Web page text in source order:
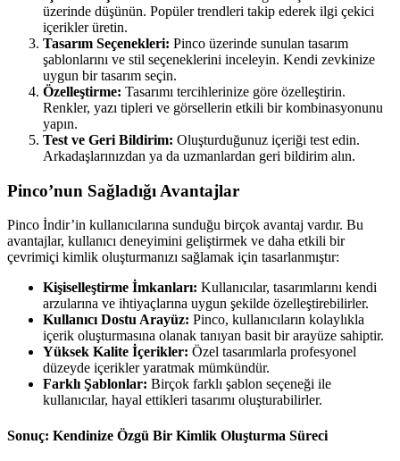
üzerinde düşünün. Popüler trendleri takip ederek ilgi çekici
içerikler üretin.
Tasarım Seçenekleri: Pinco üzerinde sunulan tasarım
şablonlarını ve stil seçeneklerini inceleyin. Kendi zevkinize
uygun bir tasarım seçin.
Özelleştirme: Tasarımı tercihlerinize göre özelleştirin.
Renkler, yazı tipleri ve görsellerin etkili bir kombinasyonunu
yapın.
Test ve Geri Bildirim: Oluşturduğunuz içeriği test edin.
Arkadaşlarınızdan ya da uzmanlardan geri bildirim alın.
Pinco’nun Sağladığı Avantajlar
Pinco İndir’in kullanıcılarına sunduğu birçok avantaj vardır. Bu
avantajlar, kullanıcı deneyimini geliştirmek ve daha etkili bir
çevrimiçi kimlik oluşturmanızı sağlamak için tasarlanmıştır:
Kişiselleştirme İmkanları: Kullanıcılar, tasarımlarını kendi
arzularına ve ihtiyaçlarına uygun şekilde özelleştirebilirler.
Kullanıcı Dostu Arayüz: Pinco, kullanıcıların kolaylıkla
içerik oluşturmasına olanak tanıyan basit bir arayüze sahiptir.
Yüksek Kalite İçerikler: Özel tasarımlarla profesyonel
düzeyde içerikler yaratmak mümkündür.
Farklı Şablonlar: Birçok farklı şablon seçeneği ile
kullanıcılar, hayal ettikleri tasarımı oluşturabilirler.
Sonuç: Kendinize Özgü Bir Kimlik Oluşturma Süreci